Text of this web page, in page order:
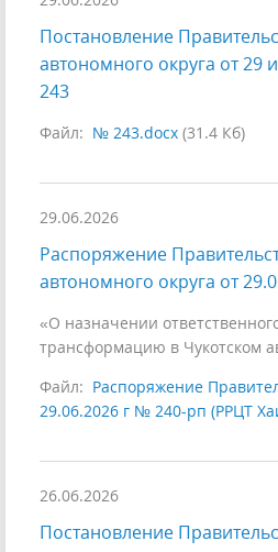
Постановление
автономного округа от 29
243
Файл: № 243.docx (31.4 Кб)
29.06.2026
Распоряжение
автономного округа от
«О назначении
трансформацию в Чукотском
Файл: Распоряжение
29.06.2026 г № 240-рп (РРЦТ
26.06.2026
Постановление